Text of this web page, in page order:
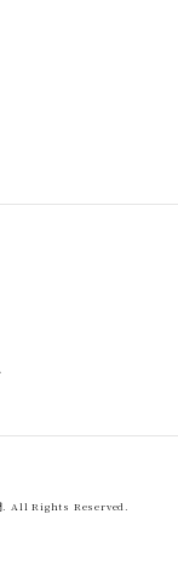
. All Rights Reserved.